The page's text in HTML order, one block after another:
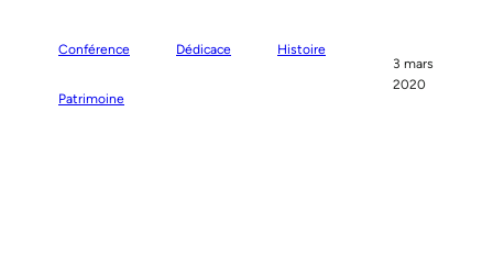
Conférence Dédicace Histoire
Patrimoine
3 mars
2020